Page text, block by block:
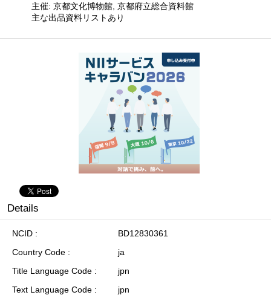
主催: 京都文化博物館, 京都府立総合資料館
主な出品資料リストあり
Details
NCID
BD12830361
Country Code
ja
Title Language Code
jpn
Text Language Code
jpn